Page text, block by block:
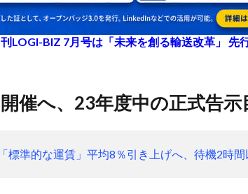
刊LOGI-BIZ 7月号は「未来を創る輸送改革」 先
開催へ、23年度中の正式告
「標準的な運賃」平均8％引き上げへ、待機2時